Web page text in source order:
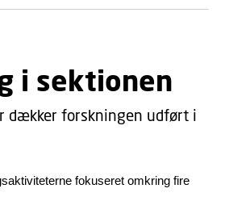
i sektionen
dækker forskningen udført i
fokuseret omkring fire